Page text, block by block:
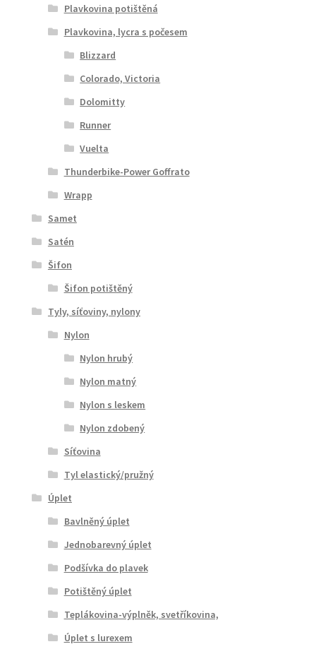
Plavkovina potištěná
Plavkovina, lycra s počesem
Blizzard
Colorado, Victoria
Dolomitty
Runner
Vuelta
Thunderbike-Power Goffrato
Wrapp
Samet
Satén
Šifon
Šifon potištěný
Tyly, síťoviny, nylony
Nylon
Nylon hrubý
Nylon matný
Nylon s leskem
Nylon zdobený
Síťovina
Tyl elastický/pružný
Úplet
Bavlněný úplet
Jednobarevný úplet
Podšívka do plavek
Potištěný úplet
Teplákovina-výplněk, svetříkovina,
Úplet s lurexem